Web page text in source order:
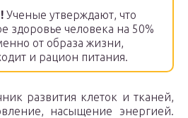
Ученые утверждают, что
здоровье человека на 50%
от образа жизни,
и рацион питания.
развития клеток и тканей,
насыщение энергией.